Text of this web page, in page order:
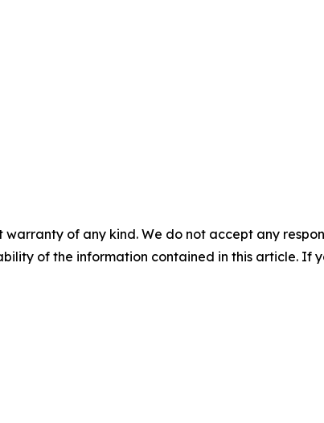
warranty of any kind. We do not accept any
of the information contained in this article. If